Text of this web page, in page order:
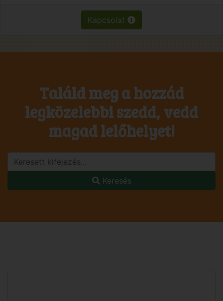
Kapcsolat
Találd meg a hozzád
legközelebbi szedd, vedd
magad lelőhelyet!
Keresés